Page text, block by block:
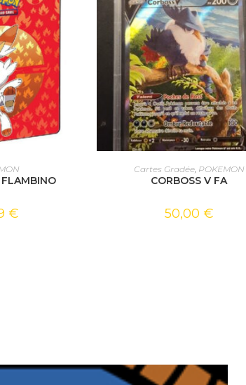
PANIER
€
AJOUTER AU PANIER
Cartes Gradée, POKEMON
CORBOSS V FA
50,00 €